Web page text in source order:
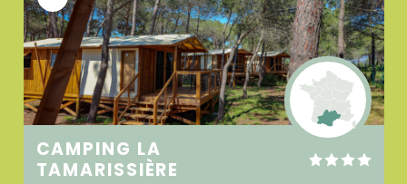
CAMPING LA
TAMARISSIÈRE